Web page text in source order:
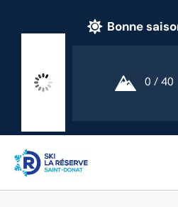
Bonne
0 / 40